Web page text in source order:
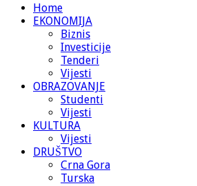
Home
EKONOMIJA
Biznis
Investicije
Tenderi
Vijesti
OBRAZOVANJE
Studenti
Vijesti
KULTURA
Vijesti
DRUŠTVO
Crna Gora
Turska